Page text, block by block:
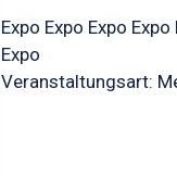
Expo Expo Expo
Expo
Veranstaltungsart: